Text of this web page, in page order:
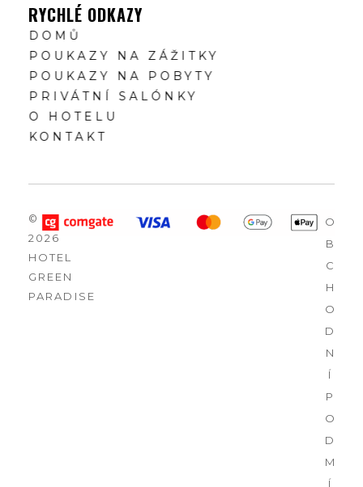
RYCHLÉ ODKAZY
DOMŮ
POUKAZY NA ZÁŽITKY
POUKAZY NA POBYTY
PRIVÁTNÍ SALÓNKY
O HOTELU
KONTAKT
©
2026
HOTEL
GREEN
PARADISE
O
B
C
H
O
D
N
Í
P
O
D
M
Í